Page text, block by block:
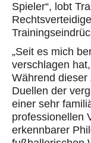
Spieler“, lobt
„Seit es mich
verschlagen
Während dieser
Duellen der
einer sehr
professionellen
erkennbarer